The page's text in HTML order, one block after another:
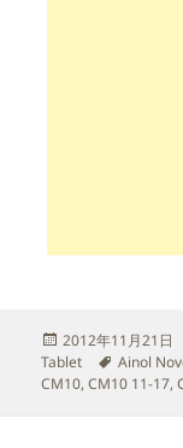
投
稿
日:
2012年11月21日
Tablet
タ
グ
Ainol
CM10,CM10 11-17,